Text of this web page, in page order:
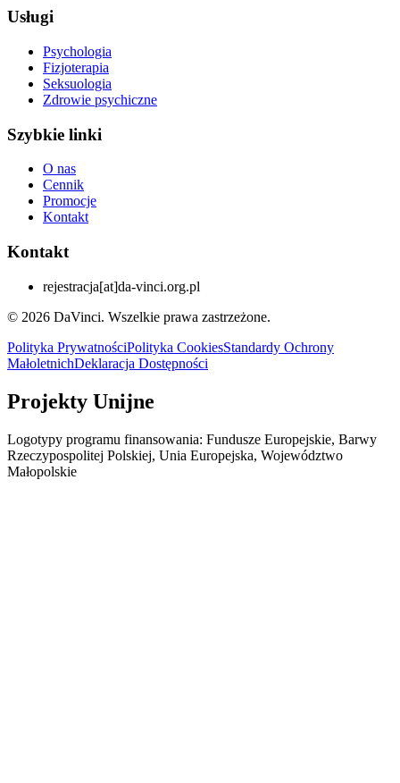
Usługi
Psychologia
Fizjoterapia
Seksuologia
Zdrowie psychiczne
Szybkie linki
O nas
Cennik
Promocje
Kontakt
Kontakt
rejestracja[at]da-vinci.org.pl
© 2026 DaVinci. Wszelkie prawa zastrzeżone.
Polityka PrywatnościPolityka CookiesStandardy Ochrony
MałoletnichDeklaracja Dostępności
Projekty Unijne
Logotypy programu finansowania: Fundusze Europejskie, Barwy
Rzeczypospolitej Polskiej, Unia Europejska, Województwo
Małopolskie